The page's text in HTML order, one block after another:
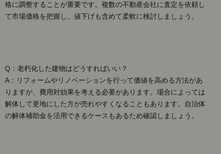
格に調整することが重要です。複数の不動産会社に査定を依頼し
て市場価格を把握し、値下げも含めて柔軟に検討しましょう。
Q：老朽化した建物はどうすればいい？
A：リフォームやリノベーションを行って価値を高める方法があ
りますが、費用対効果を考える必要があります。場合によっては
解体して更地にした方が売れやすくなることもあります。自治体
の解体補助金を活用できるケースもあるため確認しましょう。